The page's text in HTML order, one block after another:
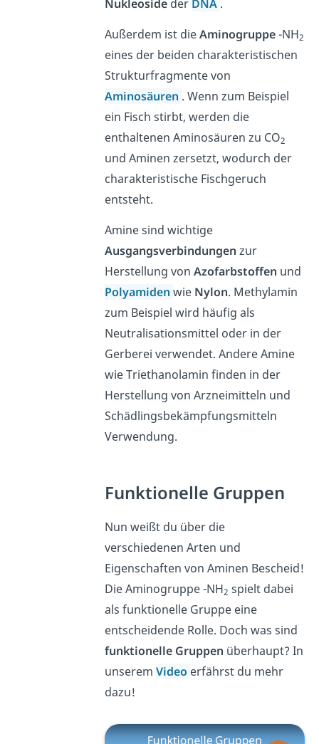
Nukleoside der DNA .
Außerdem ist dieAminogruppe-NH2
eines der beiden charakteristischen
Strukturfragmente von
Aminosäuren . Wenn zum Beispiel
ein Fisch stirbt, werden die
enthaltenen Aminosäuren zu CO2
und Aminen zersetzt, wodurch der
charakteristische Fischgeruch
entsteht.
Amine sind wichtige
Ausgangsverbindungen zur
Herstellung vonAzofarbstoffen und
Polyamiden wie Nylon. Methylamin
zum Beispiel wird häufig als
Neutralisationsmittel oder in der
Gerberei verwendet. Andere Amine
wie Triethanolamin finden in der
Herstellung von Arzneimitteln und
Schädlingsbekämpfungsmitteln
Verwendung.
Funktionelle Gruppen
Nun weißt du über die
verschiedenen Arten und
Eigenschaften von Aminen Bescheid!
Die Aminogruppe -NH2 spielt dabei
als funktionelle Gruppe eine
entscheidende Rolle. Doch was sind
funktionelle Gruppen überhaupt? In
unseremVideo erfährst du mehr
dazu!